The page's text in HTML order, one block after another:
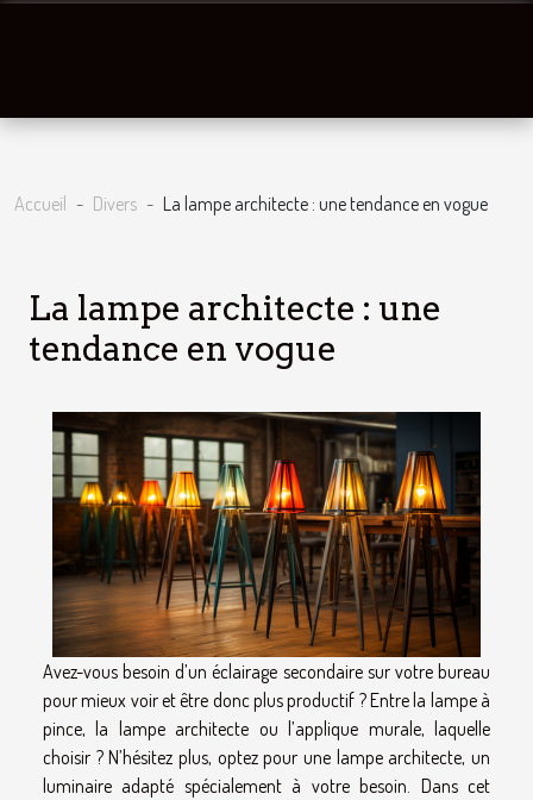
Accueil Divers La lampe architecte : une tendance en vogue
La lampe architecte : une
tendance en vogue
Avez-vous besoin d’un éclairage secondaire sur votre bureau
pour mieux voir et être donc plus productif ? Entre la lampe à
pince, la lampe architecte ou l’applique murale, laquelle
choisir ? N’hésitez plus, optez pour une lampe architecte, un
luminaire adapté spécialement à votre besoin. Dans cet